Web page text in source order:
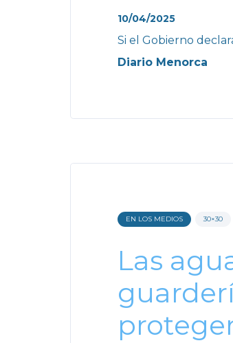
10/04/2025
Si el Gobierno
Diario Menorca
EN LOS MEDIOS 30×30
Las